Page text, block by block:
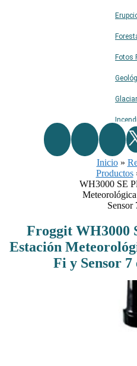
Fotos
Ríos
Inicio»
Productos
WH3000 SE
Sensor
Froggit WH3000
Estación
Fi y Sensor 7